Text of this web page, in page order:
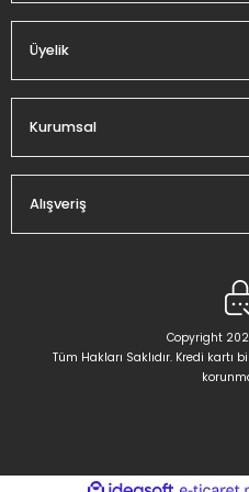
Üyelik
Kurumsal
Alışveriş
Copyright
Tüm Hakları Saklıdır. Kredi
ideasoft